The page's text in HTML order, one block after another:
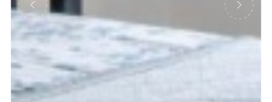
Précédent Suivant